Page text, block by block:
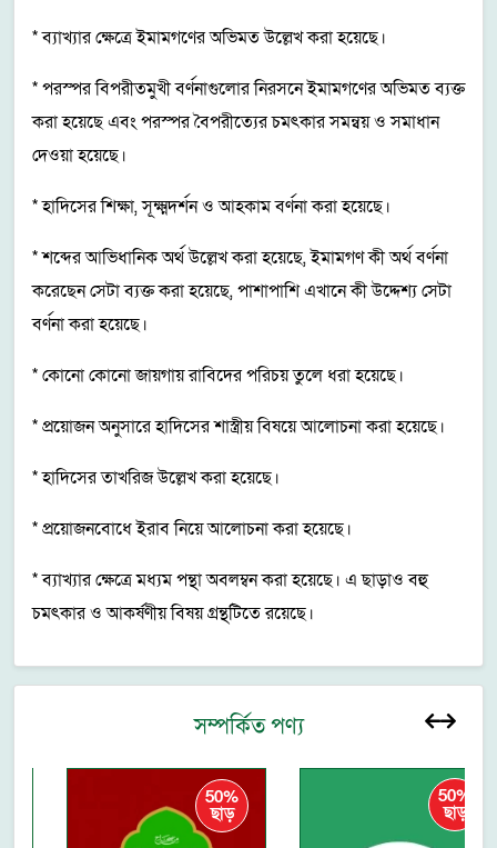
* ব্যাখ্যার ক্ষেত্রে ইমামগণের অভিমত উল্লেখ করা হয়েছে।
* পরস্পর বিপরীতমুখী বর্ণনাগুলোর নিরসনে ইমামগণের অভিমত ব্যক্ত
করা হয়েছে এবং পরস্পর বৈপরীত্যের চমৎকার সমন্বয় ও সমাধান
দেওয়া হয়েছে।
* হাদিসের শিক্ষা, সূক্ষ্মদর্শন ও আহকাম বর্ণনা করা হয়েছে।
* শব্দের আভিধানিক অর্থ উল্লেখ করা হয়েছে, ইমামগণ কী অর্থ বর্ণনা
করেছেন সেটা ব্যক্ত করা হয়েছে, পাশাপাশি এখানে কী উদ্দেশ্য সেটা
বর্ণনা করা হয়েছে।
* কোনো কোনো জায়গায় রাবিদের পরিচয় তুলে ধরা হয়েছে।
* প্রয়োজন অনুসারে হাদিসের শাস্ত্রীয় বিষয়ে আলোচনা করা হয়েছে।
* হাদিসের তাখরিজ উল্লেখ করা হয়েছে।
* প্রয়োজনবোধে ইরাব নিয়ে আলোচনা করা হয়েছে।
* ব্যাখ্যার ক্ষেত্রে মধ্যম পন্থা অবলম্বন করা হয়েছে। এ ছাড়াও বহু
চমৎকার ও আকর্ষণীয় বিষয় গ্রন্থটিতে রয়েছে।
সম্পর্কিত পণ্য
50%
ছাড়
50%
ছাড়